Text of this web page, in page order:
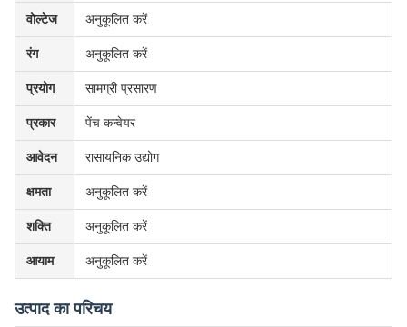
वोल्टेज अनुकूलित करें
रंग अनुकूलित करें
प्रयोग सामग्री प्रसारण
प्रकार पेंच कन्वेयर
आवेदन रासायनिक उद्योग
क्षमता अनुकूलित करें
शक्ति अनुकूलित करें
आयाम अनुकूलित करें
उत्पाद का परिचय